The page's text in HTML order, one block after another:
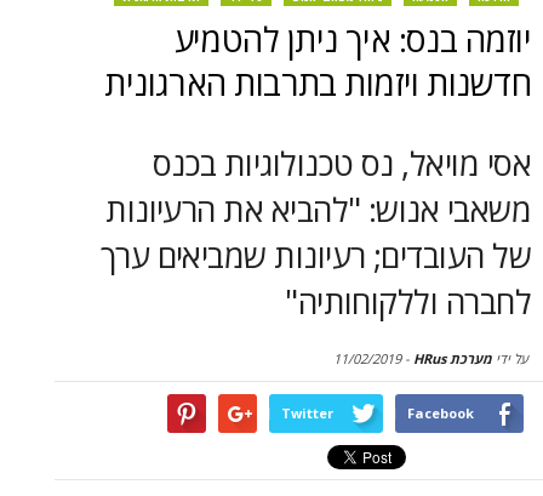
יוזמה בנס: איך ניתן להטמיע
חדשנות ויזמות בתרבות הארגונית
אסי מויאל, נס טכנולוגיות בכנס
משאבי אנוש: "להביא את הרעיונות
של העובדים; רעיונות שמביאים ערך
לחברה וללקוחותיה"
על ידי מערכת HRus -
11/02/2019
Facebook
Twitter